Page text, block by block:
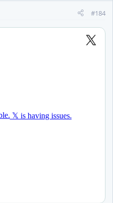
#184